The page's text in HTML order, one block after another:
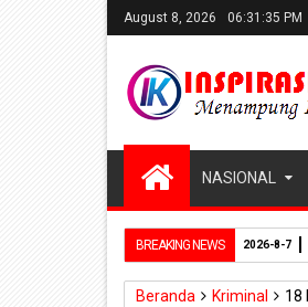
August 8, 2026 06:31:36 PM
NASIONAL
BREAKING NEWS 2026-8-7
Beranda Kriminal 18